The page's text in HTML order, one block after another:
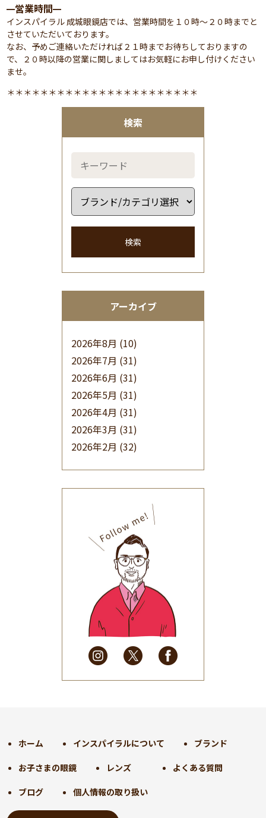
検索
検索
アーカイブ
2026年8月 (10)
2026年7月 (31)
2026年6月 (31)
2026年5月 (31)
2026年4月 (31)
2026年3月 (31)
2026年2月 (32)
(32)
2025年9月(30)
2025年8月(31)
2025年7月(37)
2025年6月(48)
2025年5月
(41)
2025年4月
(32)
2025年3月(31)
2025年2月
(28)
2024年9月(30)
2024年7月(31)
2024年6月(30)
2024年5月
━営業時間━
インスパイラル 成城眼鏡店では、営業時間を１０時～２０時までと
させていただいております。
なお、予めご連絡いただければ２１時までお待ちしておりますの
で、２０時以降の営業に関しましてはお気軽にお申し付けください
ませ。
＊＊＊＊＊＊＊＊＊＊＊＊＊＊＊＊＊＊＊＊＊＊＊
ホーム インスパイラルについて ブランド
お子さまの眼鏡 レンズ よくある質問
ブログ 個人情報の取り扱い